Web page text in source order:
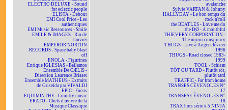
ELECTRO DELUXE - Sound
for eclectic people
ELISTA - Debout
EMI Cool Price - Les
authentiques
EMI Music Ressources - Smile
EMILE & IMAGES - Rio de
Janvier
EMPEROR NORTON
RECORDS - Space baby blast
off
ENOLA - Figurines
Enrique IGLESIAS - Bailamos
Ensemble De CÆLIS -
Direction Laurence Brisset
Ensemble MATHEUS - Extraits
de Griselda par VIVALDI
EPIC - Focus
EQUIMINTHE - Country music
ERATO - Chefs d'œuvre de la
Musique Classique
avalanche
Sylvie VARTAN & Johnny
HALLYDAY - Le bon temps du
rock'n'roll
the BEATLES - Love me do
the DØ - A mouthful
THIEVERY CORPORATION -
The mirror conspiracy
THUGS - Live à Angers février
1996
THUGS - Road closed 1983-
1999
TOOL - Schism
TÔT OU TARD - Plutôt tôt,
plutôt tard
TRAFFIC - Far from home
TRANSES CÉVENOLES N°
17
TRANSES CÉVENOLES N°
18
TRAX hors série # 5 NINJA